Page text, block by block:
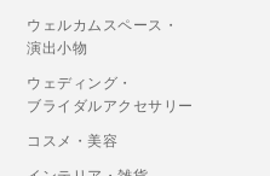
ウェルカムスペース・
演出小物
ウェディング・
ブライダルアクセサリー
コスメ・美容